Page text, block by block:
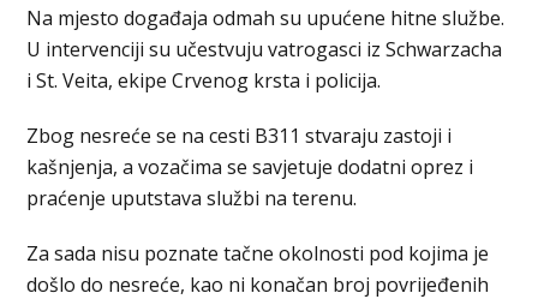
Na mjesto događaja odmah su upućene hitne službe.
U intervenciji su učestvuju vatrogasci iz Schwarzacha
i St. Veita, ekipe Crvenog krsta i policija.
Zbog nesreće se na cesti B311 stvaraju zastoji i
kašnjenja, a vozačima se savjetuje dodatni oprez i
praćenje uputstava službi na terenu.
Za sada nisu poznate tačne okolnosti pod kojima je
došlo do nesreće, kao ni konačan broj povrijeđenih